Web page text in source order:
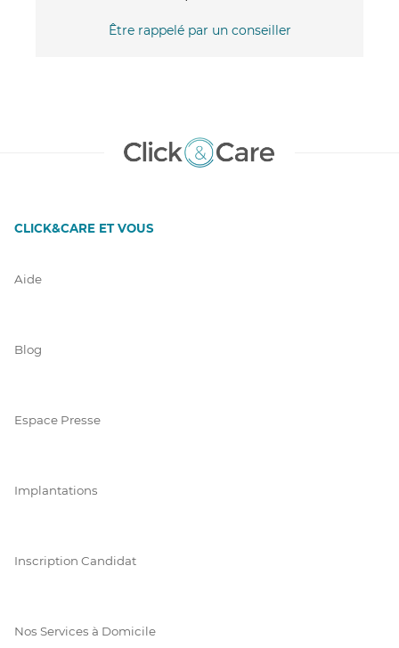
Être rappelé par un conseiller
CLICK&CARE ET VOUS
Aide
Blog
Espace Presse
Implantations
Inscription Candidat
Nos Services à Domicile